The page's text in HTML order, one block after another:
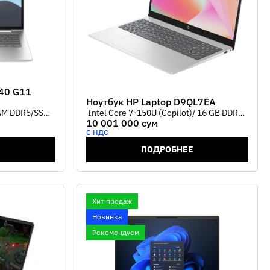
G11
DDR5/SSD
/14,0"
Fi 6E /
Ноутбук HP Laptop D9QL7EA
Intel Core 7-150U (Copilot)/ 16 GB DDR4
RAM/ SSD 512Gb /Intel graphics/ 15,6"
Full HD IPS/ 1 xUSB Type-C, 2x USB Type-
A, HDMI/ Wi-Fi 6 /Russian
10 001 000 сум
С НДС
ПОДРОБНЕЕ
Хит продаж
Новинка
Рекомендуем